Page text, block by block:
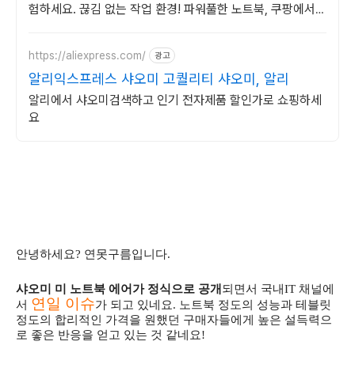
험하세요. 끊김 없는 작업 환경! 파워풀한 노트북, 쿠팡에서
https://aliexpress.com/ 광고
알리익스프레스 샤오미 고퀄리티 샤오미, 알리
알리에서 샤오미검색하고 인기 전자제품 할인가로 쇼핑하세
요
안녕하세요? 연못구름입니다.
샤오미 미 노트북 에어가 정식으로 공개 되면서 국내IT 채널에
서 연일 이슈가 되고 있네요. 노트북 정도의 성능과 테블릿
정도의 합리적인 가격을 원했던 구매자들에게 높은 설득력으
로 좋은 반응을 얻고 있는 것 같네요!